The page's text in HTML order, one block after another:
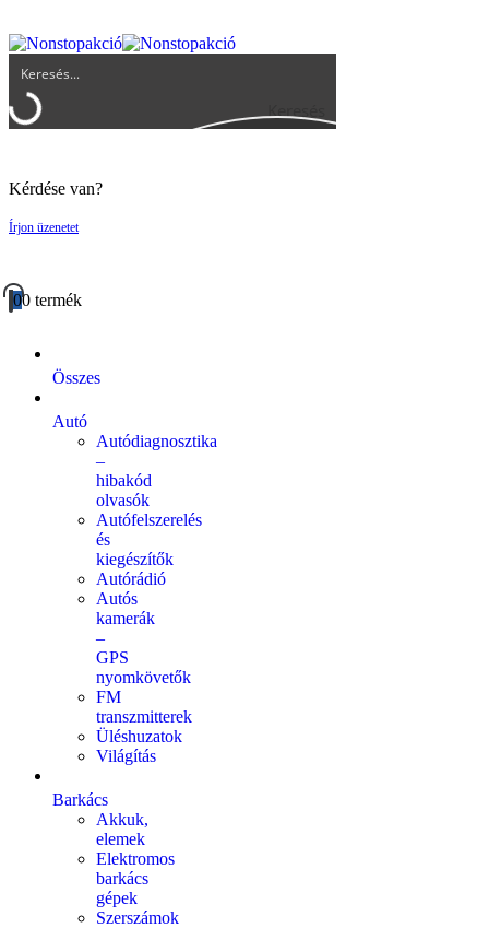
Keresés
Kérdése van?
Írjon üzenetet
00 termék
Összes
Autó
Autódiagnosztika
–
hibakód
olvasók
Autófelszerelés
és
kiegészítők
Autórádió
Autós
kamerák
–
GPS
nyomkövetők
FM
transzmitterek
Üléshuzatok
Világítás
Barkács
Akkuk,
elemek
Elektromos
barkács
gépek
Szerszámok